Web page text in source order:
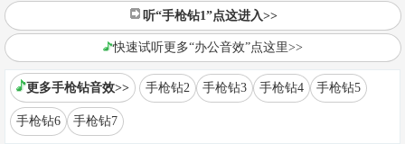
听“手枪钻1”点这进入>>
快速试听更多“办公音效”点这里>>
更多手枪钻音效>> 手枪钻2 手枪钻3 手枪钻4 手枪钻5
手枪钻6 手枪钻7